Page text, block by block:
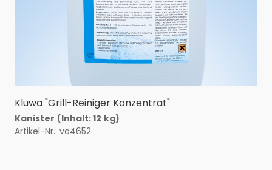
Kluwa "Grill-Reiniger Konzentrat"
Kanister (Inhalt: 12 kg)
Artikel-Nr.: vo4652